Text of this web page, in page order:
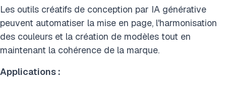
Les outils créatifs de conception par IA générative
peuvent automatiser la mise en page, l'harmonisation
des couleurs et la création de modèles tout en
maintenant la cohérence de la marque.
Applications :